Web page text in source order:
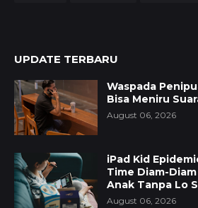
UPDATE TERBARU
Waspada
Bisa Meniru
August 06, 2026
iPad Kid
Time Diam-
Anak Tanpa Lo
August 06, 2026